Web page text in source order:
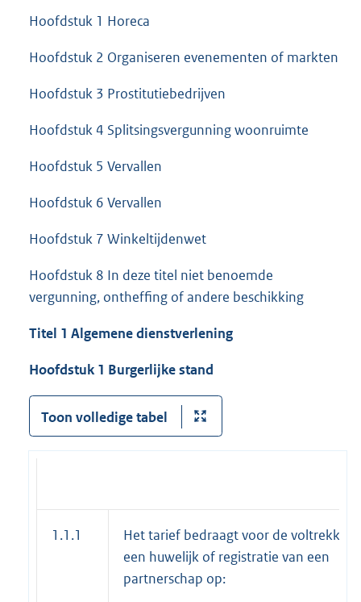
Hoofdstuk 1 Horeca
Hoofdstuk 2 Organiseren evenementen of markten
Hoofdstuk 3 Prostitutiebedrijven
Hoofdstuk 4 Splitsingsvergunning woonruimte
Hoofdstuk 5 Vervallen
Hoofdstuk 6 Vervallen
Hoofdstuk 7 Winkeltijdenwet
Hoofdstuk 8 In deze titel niet benoemde
vergunning, ontheffing of andere beschikking
Titel 1 Algemene dienstverlening
Hoofdstuk 1 Burgerlijke stand
Toon volledige tabel
1.1.1
Het tarief bedraagt voor de voltrekking
een huwelijk of registratie van een
partnerschap op: